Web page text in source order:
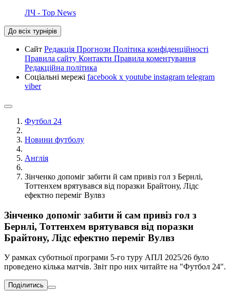
ЛЧ - Top News
До всіх турнірів
Сайт Редакція Прогнози Політика конфіденційності
Правила сайту Контакти Правила коментування
Редакційна політика
Соціальні мережі facebook x youtube instagram telegram
viber
Футбол 24
Новини футболу
Англія
Зінченко допоміг забити й сам привіз гол з Бернлі,
Тоттенхем врятувався від поразки Брайтону, Лідс
ефектно переміг Вулвз
Зінченко допоміг забити й сам привіз гол з
Бернлі, Тоттенхем врятувався від поразки
Брайтону, Лідс ефектно переміг Вулвз
У рамках суботньої програми 5-го туру АПЛ 2025/26 було
проведено кілька матчів. Звіт про них читайте на "Футбол 24".
Поділитись